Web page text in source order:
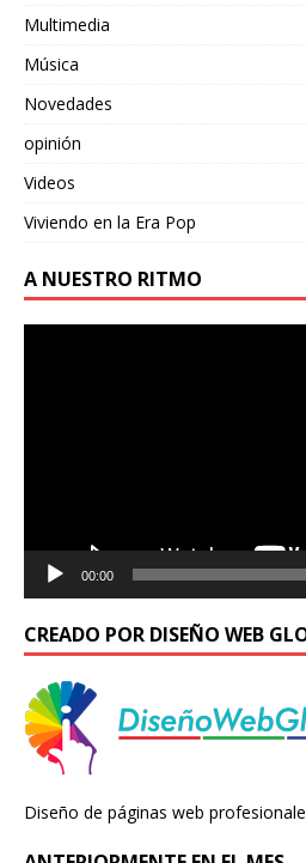
Multimedia
Música
Novedades
opinión
Videos
Viviendo en la Era Pop
A NUESTRO RITMO
00:00
CREADO POR DISEÑO WEB
Diseño de páginas web